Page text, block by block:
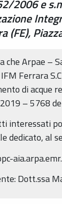
2006 e
(FE),
che Arpae –
Ferrara
di acque
– 5768
interessati
dedicato, al
Dott.ssa